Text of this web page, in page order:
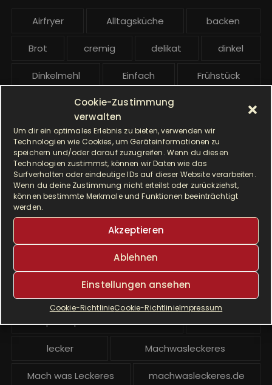
Cookie-Zustimmung
verwalten
Um dir ein optimales Erlebnis zu bieten, verwenden wir
Technologien wie Cookies, um Geräteinformationen zu
speichern und/oder darauf zuzugreifen. Wenn du diesen
Technologien zustimmst, können wir Daten wie das
Surfverhalten oder eindeutige IDs auf dieser Website verarbeiten.
Wenn du deine Zustimmung nicht erteilst oder zurückziehst,
können bestimmte Merkmale und Funktionen beeinträchtigt
werden.
Akzeptieren
Ablehnen
Einstellungen ansehen
Cookie-RichtlinieCookie-RichtlinieImpressum
g
Airfryer Alltagsküche backen
Brot cremig delikat dinkel
Dinkelmehl Einfach Frühstück
gesund
Hauptgericht Hefe Hefeteig
HP5031 HP 5031
I Prep & Cook Gourmet kochen
Krups
Krups Prep & Cook
Krups Prep and Cook
Krups Prep and Cook backen Kuchen
lecker Machwasleckeres
Mach was Leckeres machwasleckeres.de